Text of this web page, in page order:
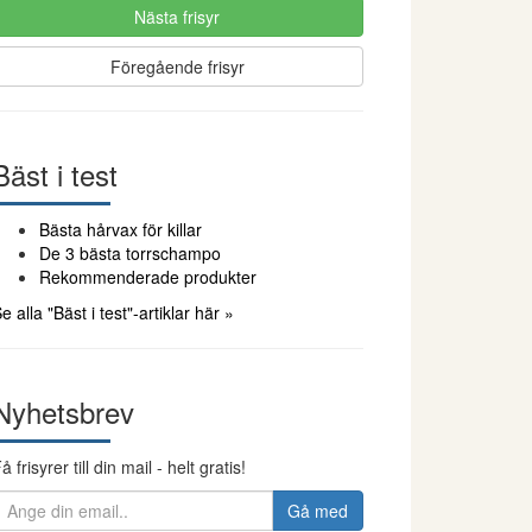
Nästa frisyr
Föregående frisyr
i test
Bästa hårvax för killar
De 3 bästa torrschampo
Rekommenderade produkter
alla "Bäst i test"-artiklar här »
frisyrer till din mail - helt gratis!
Gå med